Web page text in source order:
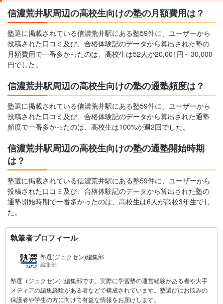
信濃荒井駅周辺の高校生向けの塾の月額費用は？
塾選に掲載されている信濃荒井駅にある塾59件に、ユーザーから
投稿された口コミ及び、合格体験記のデータから算出された塾の
月額費用で一番多かったのは、高校生は52人が20,001円～30,000
円でした。
信濃荒井駅周辺の高校生向けの塾の通塾頻度は？
塾選に掲載されている信濃荒井駅にある塾59件に、ユーザーから
投稿された口コミ及び、合格体験記のデータから算出された通塾
頻度で一番多かったのは、高校生は100%が週2回でした。
信濃荒井駅周辺の高校生向けの塾の通塾開始時期
は？
塾選に掲載されている信濃荒井駅にある塾59件に、ユーザーから
投稿された口コミ及び、合格体験記のデータから算出された塾の
通塾開始時期で一番多かったのは、高校生は6人が高校3年生でし
た。
執筆者プロフィール
塾選(ジュクセン)編集部
編集部
塾選（ジュクセン）編集部です。実際に学習塾の運営経験がある者や大手
メディアの編集経験がある者などで構成されています。塾選びにお悩みの
保護者や学生の方に向けて有益な情報をお届けします。